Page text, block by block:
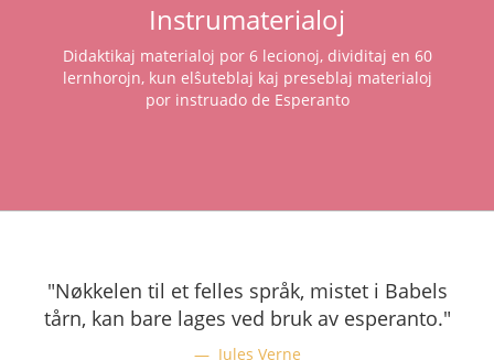
Instrumaterialoj
Didaktikaj materialoj por 6 lecionoj, dividitaj en 60
lernhorojn, kun elŝuteblaj kaj preseblaj materialoj
por instruado de Esperanto
"Nøkkelen til et felles språk, mistet i Babels
tårn, kan bare lages ved bruk av esperanto."
Jules Verne